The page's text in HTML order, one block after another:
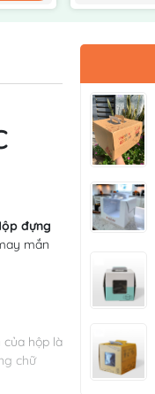
đựng
mắn
hộp là
chữ